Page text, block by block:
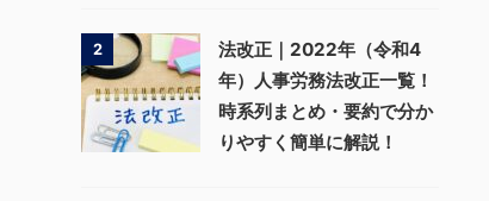
2
法改正｜2022年（令和4
年）人事労務法改正一覧！
時系列まとめ・要約で分か
りやすく簡単に解説！